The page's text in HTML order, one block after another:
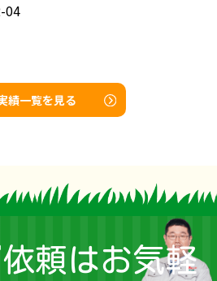
04
績一覧を見る
頼はお気軽